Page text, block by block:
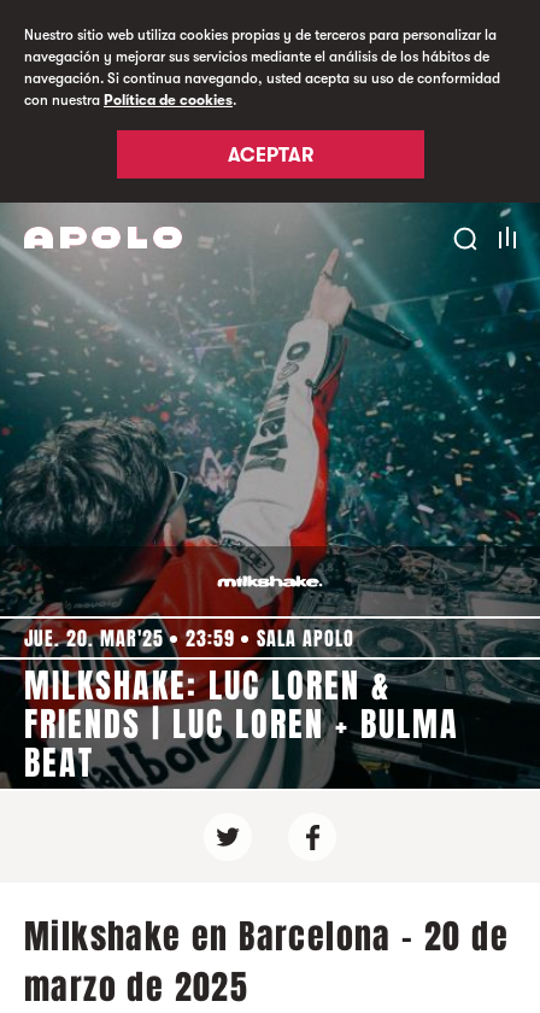
Nuestro sitio web utiliza cookies propias y de terceros para personalizar la
navegación y mejorar sus servicios mediante el análisis de los hábitos de
navegación. Si continua navegando, usted acepta su uso de conformidad
con nuestra Política de cookies.
ACEPTAR
JUE. 20. MAR'25 23:59 SALA APOLO
MILKSHAKE: LUC LOREN &
FRIENDS | LUC LOREN + BULMA
BEAT
Milkshake en Barcelona - 20 de
marzo de 2025